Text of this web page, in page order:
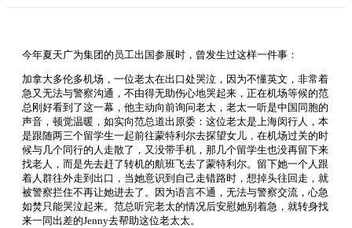
今年夏天广为集团的员工出国参展时，曾发生过这样一件事：
加拿大多伦多机场，一位老太在出口处哭泣，因为不懂英文，非常着
急又无法与警察沟通，不由得无助伤心地哭起来，正在机场等候的范
总刚好看到了这一幕，他主动向前询问老太，老太一听是中国同胞的
声音，顿觉温暖，如实向范总道出原委：这位老太是上海闵行人，本
是跟随两三个留学生一起前往蒙特利尔去探望女儿，在机场过关的时
候与几个同行的人走散了，又没带手机，那几个留学生也没再留下来
找老人，而是先去赶了转机的航班飞去了蒙特利尔。留下她一个人跟
着人群往外走到出口，当她意识到自己走错路时，想掉头往回走，就
被警察拦住不再让她进去了。因为语言不通，无法与警察交流，心急
如焚只能哭泣起来。范总听完老太的情况后安慰她别着急，就转身找
来一同出差的Jenny去帮助这位老太太。